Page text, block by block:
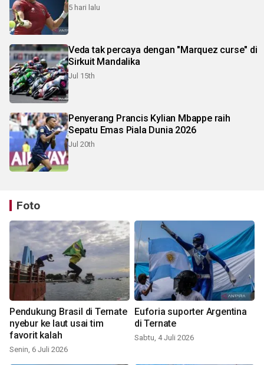
5 hari lalu
Veda tak percaya dengan "Marquez curse" di
Sirkuit Mandalika
Jul 15th
Penyerang Prancis Kylian Mbappe raih
Sepatu Emas Piala Dunia 2026
Jul 20th
Foto
Pendukung Brasil di Ternate
nyebur ke laut usai tim
favorit kalah
Senin, 6 Juli 2026
Euforia suporter Argentina
di Ternate
Sabtu, 4 Juli 2026